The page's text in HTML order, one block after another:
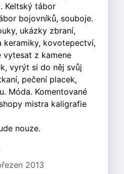
Keltský tábor
bojovníků, souboje.
ukázky zbraní,
keramiky, kovotepectví,
vytesat z kamene
vyrýt si do něj svůj
pečení placek,
Móda. Komentované
mistra kaligrafie
nouze.
2013